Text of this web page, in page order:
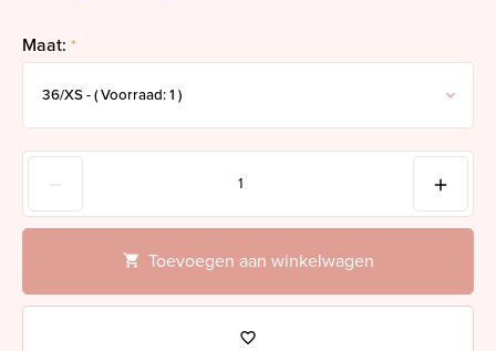
Maat: *
Toevoegen aan winkelwagen